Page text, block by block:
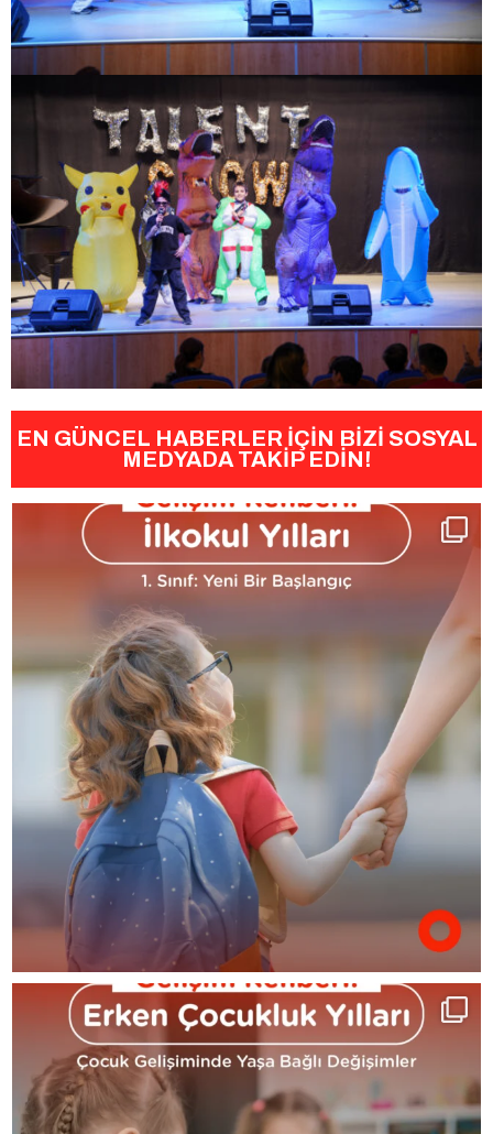
EN GÜNCEL HABERLER İÇİN BİZİ SOSYAL
MEDYADA TAKİP EDİN!